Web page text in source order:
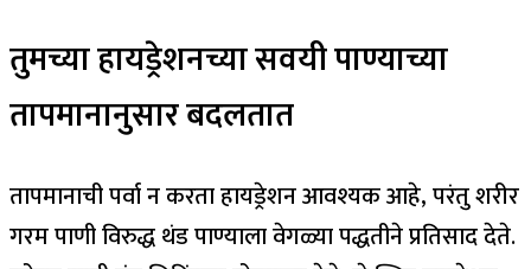
तुमच्या हायड्रेशनच्या सवयी पाण्याच्या
तापमानानुसार बदलतात
तापमानाची पर्वा न करता हायड्रेशन आवश्यक आहे, परंतु शरीर
गरम पाणी विरुद्ध थंड पाण्याला वेगळ्या पद्धतीने प्रतिसाद देते.